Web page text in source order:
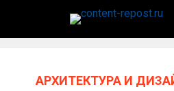
АРХИТЕКТУРА И